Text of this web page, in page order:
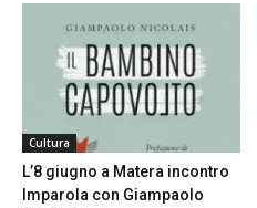
Cultura
L’8 giugno a Matera incontro
Imparola con Giampaolo